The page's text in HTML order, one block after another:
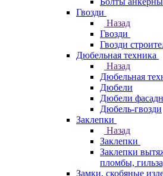
Гвозди
Назад
Гвозди
Гвозди
Дюбельная техника
Назад
Дюбельная
Дюбели
Дюбели
Дюбель-гвозди
Заклепки
Назад
Заклепки
Заклепки
пломбы,
Замки, скобяные